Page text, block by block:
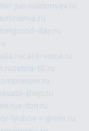
jun.ruadonyev.ru
belgorod-day.ru
card-voice.ru
zebra-tlt.ru
shop.ru
x-ton.ru
lyubov-i-grom.ru